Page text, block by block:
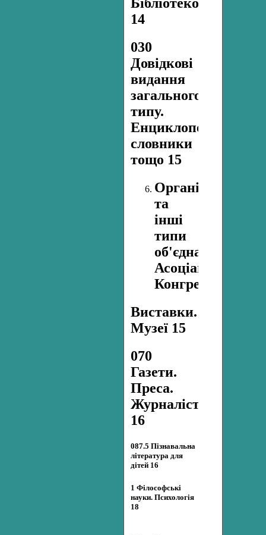
Бібліотекознавство.
14
030
Довідкові
видання
загального
типу.
Енциклопедії,
словники
тощо 15
Організації
та
інші
типи
об'єднань.
Асоціації.
Конгреси.
Виставки.
Музеї 15
070
Газети.
Преса.
Журналістика
16
087.5 Пізнавальна
література для
дітей 16
1 Філософські
науки. Психологія
18